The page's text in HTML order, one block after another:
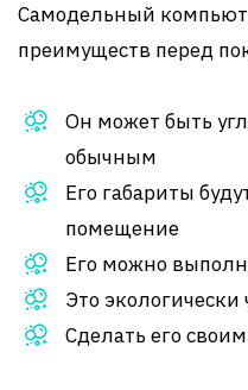
Самодельный
преимуществ перед
Он может быть
обычным
Его габариты
помещение
Его можно
Это экологически
Сделать его